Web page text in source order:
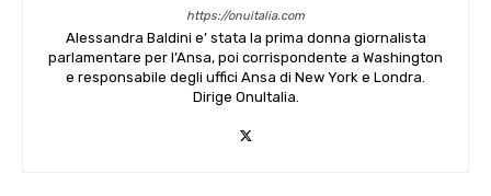
https://onuitalia.com
Alessandra Baldini e’ stata la prima donna giornalista
parlamentare per l’Ansa, poi corrispondente a Washington
e responsabile degli uffici Ansa di New York e Londra.
Dirige OnuItalia.